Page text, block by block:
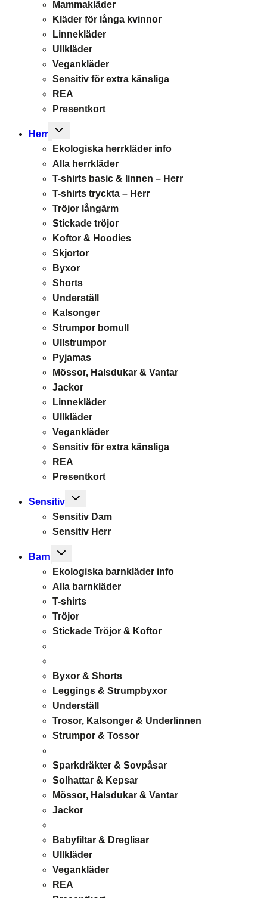
Mammakläder
Kläder för långa kvinnor
Linnekläder
Ullkläder
Vegankläder
Sensitiv för extra känsliga
REA
Presentkort
Herr
Toggle
menu
Ekologiska herrkläder info
Alla herrkläder
T-shirts basic & linnen – Herr
T-shirts tryckta – Herr
Tröjor långärm
Stickade tröjor
Koftor & Hoodies
Skjortor
Byxor
Shorts
Underställ
Kalsonger
Strumpor bomull
Ullstrumpor
Pyjamas
Mössor, Halsdukar & Vantar
Jackor
Linnekläder
Ullkläder
Vegankläder
Sensitiv för extra känsliga
REA
Presentkort
Sensitiv
Toggle
menu
Sensitiv Dam
Sensitiv Herr
Barn
Toggle
menu
Ekologiska barnkläder info
Alla barnkläder
T-shirts
Tröjor
Stickade Tröjor & Koftor
Byxor & Shorts
Leggings & Strumpbyxor
Underställ
Trosor, Kalsonger & Underlinnen
Strumpor & Tossor
Sparkdräkter & Sovpåsar
Solhattar & Kepsar
Mössor, Halsdukar & Vantar
Jackor
Babyfiltar & Dreglisar
Ullkläder
Vegankläder
REA